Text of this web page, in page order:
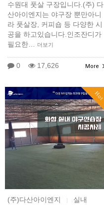
수원대 풋살 구장입니다.(주) 다
산아이엔지는 야구장 뿐만아니
라 풋살장, 커피숍 등 다양한 시
공을 하고있습니다.인조잔디가
필요한…
더보기
0 17,626 More
Hot
(주)다산아이엔지 | 실내